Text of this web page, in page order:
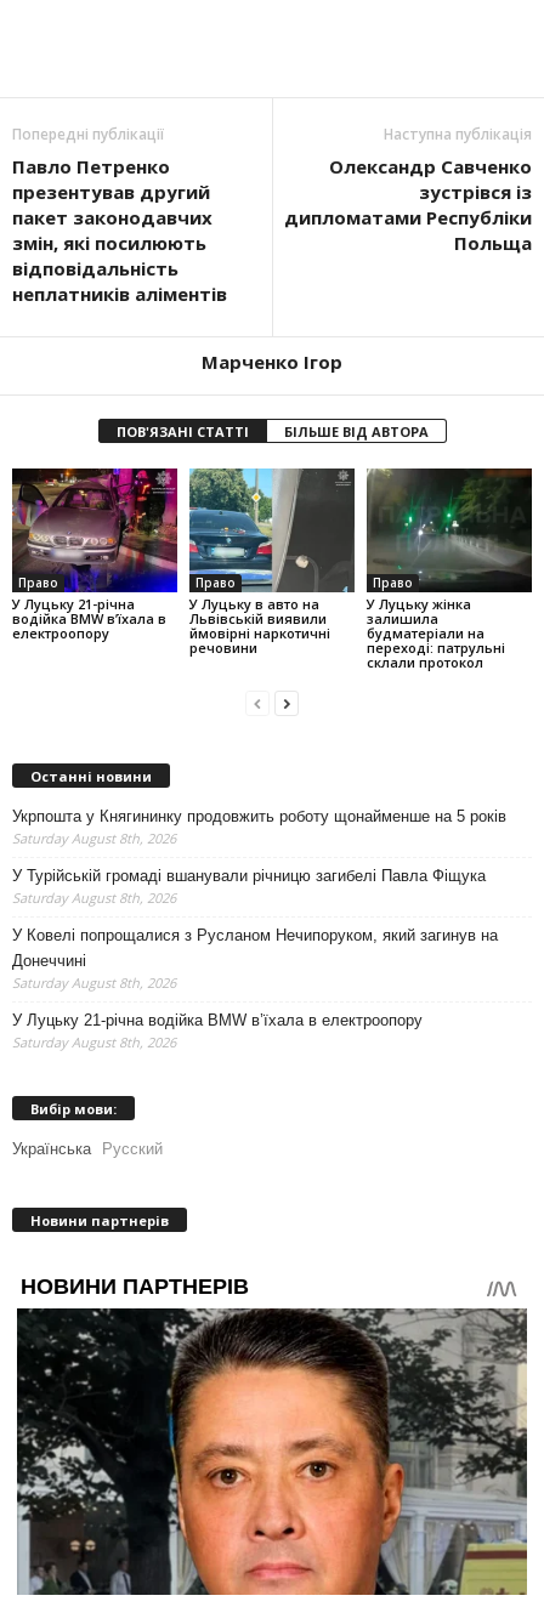
Попередні публікації
Павло Петренко
презентував другий
пакет законодавчих
змін, які посилюють
відповідальність
неплатників аліментів
Наступна публікація
Олександр Савченко
зустрівся із
дипломатами Республіки
Польща
Марченко Ігор
ПОВ'ЯЗАНІ СТАТТІ БІЛЬШЕ ВІД АВТОРА
Право
У Луцьку 21-річна
водійка BMW в’їхала в
електроопору
Право
У Луцьку в авто на
Львівській виявили
ймовірні наркотичні
речовини
Право
У Луцьку жінка
залишила
будматеріали на
переході: патрульні
склали протокол
Останні новини
Укрпошта у Княгининку продовжить роботу щонайменше на 5 років
Saturday August 8th, 2026
У Турійській громаді вшанували річницю загибелі Павла Фіщука
Saturday August 8th, 2026
У Ковелі попрощалися з Русланом Нечипоруком, який загинув на
Донеччині
Saturday August 8th, 2026
У Луцьку 21-річна водійка BMW в’їхала в електроопору
Saturday August 8th, 2026
Вибір мови:
Українська Русский
Новини партнерів